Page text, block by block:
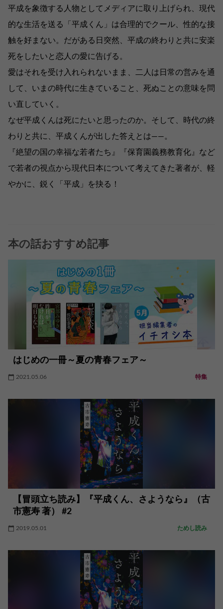
平成を象徴する人物としてメディアに取り上げられ、現代
的な生活を送る「平成くん」は合理的でクール、性的な接
触を好まない。だがある日突然、平成の終わりと共に安楽
死をしたいと恋人の愛に告げる。
愛はそれを受け入れられないまま、二人は日常の営みを通
して、いまの時代に生きていること、死ぬことの意味を問
い直していく。
なぜ平成くんは死にたいと思ったのか。そして、時代の終
わりと共に、平成くんが出した答えとは――。
『絶望の国の幸福な若者たち』『保育園義務教育化』など
で若者の視点から現代日本について考えてきた著者が、軽
やかに、鋭く「平成」を抉る！
本の話おすすめ記事
はじめの一冊～夏の青春フェア～
2021.05.06 特集
【冒頭立ち読み】『平成くん、さようなら』（古
市憲寿 著） #2
2019.05.01 ためし読み